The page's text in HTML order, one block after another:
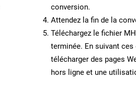
conversion.
Attendez la fin de la
Téléchargez le fichier
terminée. En suivant
télécharger des pages
hors ligne et une